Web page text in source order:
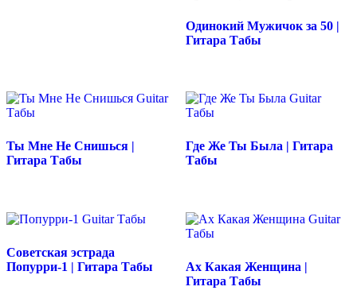
Одинокий Мужичок за 50 |
Гитара Табы
Ты Мне Не Снишься |
Гитара Табы
Где Же Ты Была | Гитара
Табы
Советская эстрада
Попурри-1 | Гитара Табы
Ах Какая Женщина |
Гитара Табы